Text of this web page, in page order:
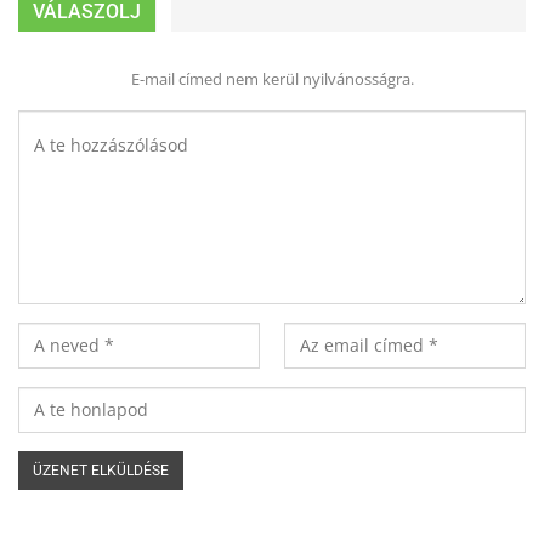
VÁLASZOLJ
E-mail címed nem kerül nyilvánosságra.